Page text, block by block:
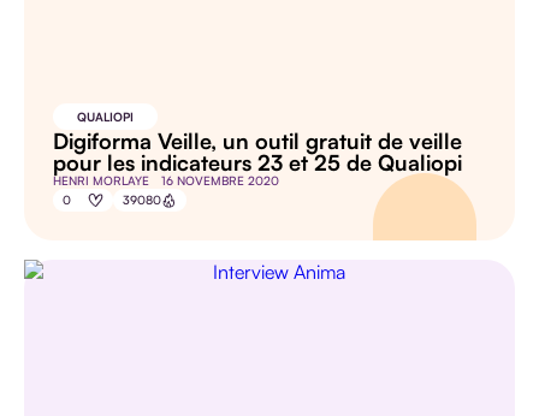
TOUS LES
ARTICLES
QUALIOPI
Digiforma Veille, un outil gratuit de veille
pour les indicateurs 23 et 25 de Qualiopi
HENRI MORLAYE
16 NOVEMBRE 2020
0
39080